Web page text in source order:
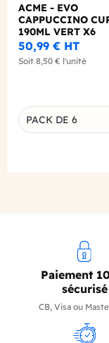
ACME - EVO
CAPPUCCINO
190ML VERT X6
50,99 € HT
Soit 8,50 € l'unité
Déclinaison du
PACK DE 6
Paiement
sécurisé
CB, Visa ou